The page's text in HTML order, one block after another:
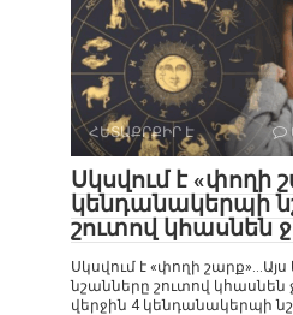
ՀԵՏԱՔՐՔԻՐ Է
Սկսվում է «փողի
կենդանակերպի
շուտով կհասնեն
Սկսվում է «փողի
նշանները շուտով
վերջին 4 կենդանակերպի